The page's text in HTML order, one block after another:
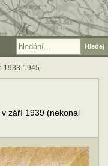
září 1939 (nekonal
1933-1945